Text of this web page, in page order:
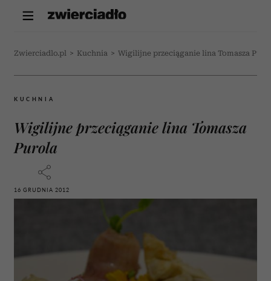
Zwierciadlo.pl > Kuchnia > Wigilijne przeciąganie lina Tomasza
KUCHNIA
Wigilijne przeciąganie lina Tomasza
Purola
16 GRUDNIA 2012